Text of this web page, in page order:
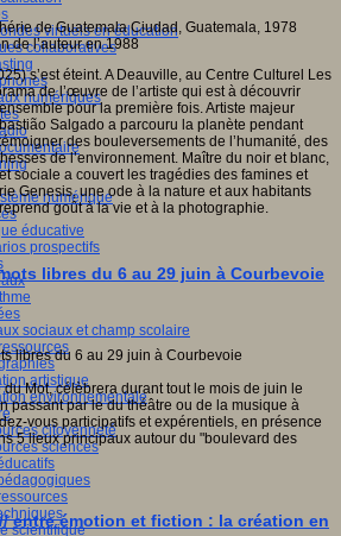
virtuels en éducation
collaboratives
numériques
numérique
éducative
prospectifs
sociaux et champ scolaire
artistique
environnementale
citoyenneté
sciences
scientifique
s’est éteint. A Deauville, au Centre Culturel Les
de l’œuvre de l’artiste qui est à découvrir
pour la première fois. Artiste majeur
Salgado a parcouru la planète pendant
des bouleversements de l’humanité, des
de l’environnement. Maître du noir et blanc,
sociale a couvert les tragédies des famines et
Genesis, une ode à la nature et aux habitants
goût à la vie et à la photographie.
libres du 6 au 29 juin à Courbevoie
Mot, célèbrera durant tout le mois de juin le
passant par le du théâtre ou de la musique à
vous participatifs et expérentiels, en présence
5 lieux principaux autour du "boulevard des
entre émotion et fiction : la création en